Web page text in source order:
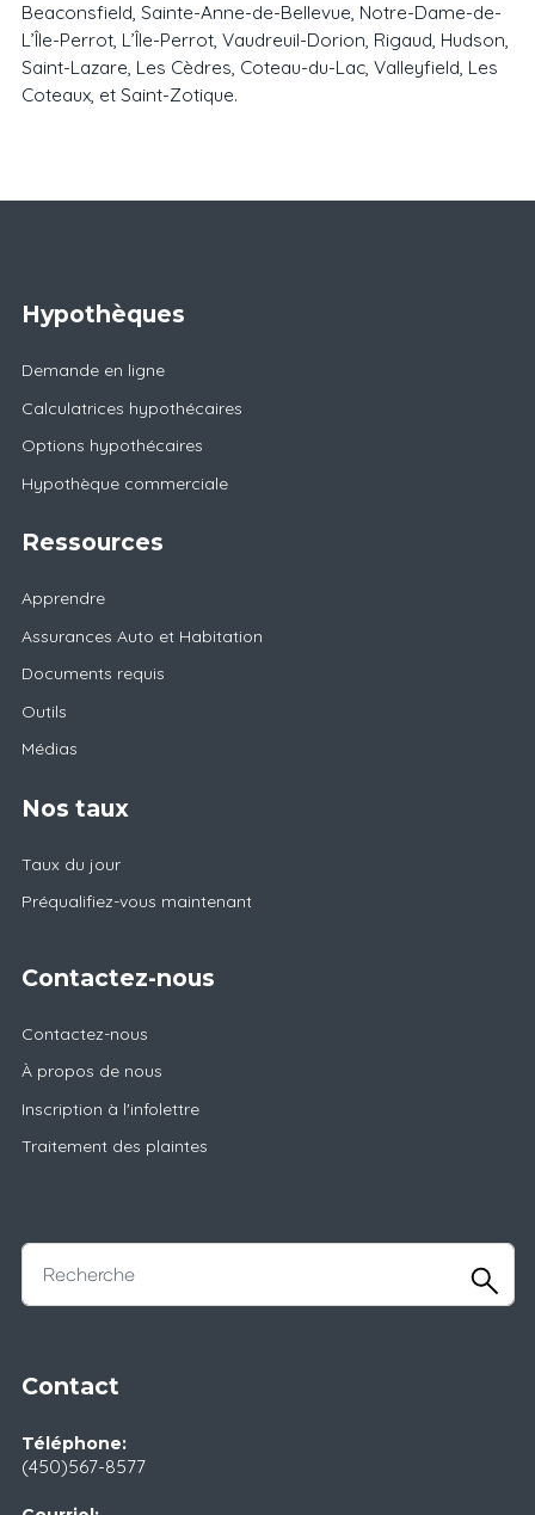
Beaconsfield, Sainte-Anne-de-Bellevue, Notre-Dame-de-
L’Île-Perrot, L’Île-Perrot, Vaudreuil-Dorion, Rigaud, Hudson,
Saint-Lazare, Les Cèdres, Coteau-du-Lac, Valleyfield, Les
Coteaux, et Saint-Zotique.
Hypothèques
Demande en ligne
Calculatrices hypothécaires
Options hypothécaires
Hypothèque commerciale
Ressources
Apprendre
Assurances Auto et Habitation
Documents requis
Outils
Médias
Nos taux
Taux du jour
Préqualifiez-vous maintenant
Contactez-nous
Contactez-nous
À propos de nous
Inscription à l'infolettre
Traitement des plaintes
Contact
Téléphone:
(450)567-8577